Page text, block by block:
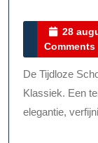
28
Comments
De Tijdloze Schoonheid van Klassieke Kunst en Cultuur
Klassiek. Een
elegantie,